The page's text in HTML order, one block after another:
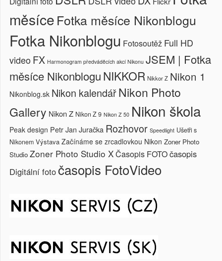
měsíceFotka měsíce Nikonblogu
Fotka Nikonblogu Fotosoutěž Full HD
video FX Harmonogram předváděcích akcí Nikonu JSEM | Fotka
měsíce NikonbloguNIKKOR Nikkor Z Nikon 1
Nikonblog.sk Nikon kalendářNikon Photo
Gallery Nikon Z Nikon Z 9 Nikon Z 50 Nikon škola
Peak design Petr Jan Juračka Rozhovor Speedlight Ušetři s
Nikonem Výstava Začínáme se zrcadlovkou Nikon Zoner Photo
Studio Zoner Photo Studio XČasopis FOTOčasopis
Digitální fotočasopis FotoVideo